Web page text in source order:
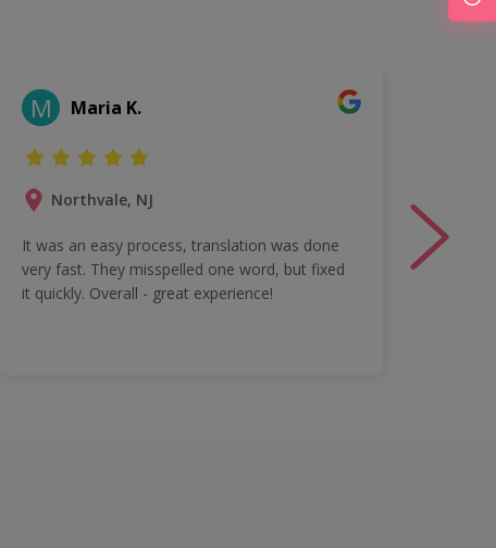
M Maria K.
Northvale, NJ
It was an easy process, translation was done
very fast. They misspelled one word, but fixed
it quickly. Overall - great experience!